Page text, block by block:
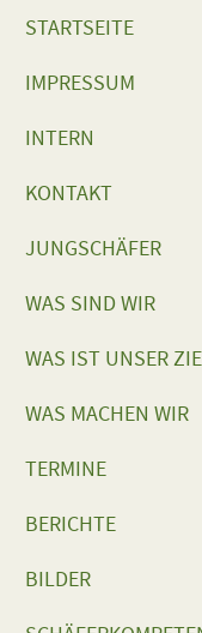
STARTSEITE
IMPRESSUM
INTERN
KONTAKT
JUNGSCHÄFER
WAS SIND WIR
WAS IST UNSER
WAS MACHEN WIR
TERMINE
BERICHTE
BILDER